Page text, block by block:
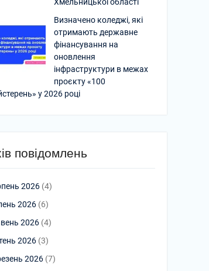
Визначено коледжі, які
отримають державне
фінансування на
оновлення
інфраструктури в межах
проєкту «100
у 2026 році
повідомлень
2026 (4)
2026 (6)
2026 (4)
2026 (3)
2026 (7)